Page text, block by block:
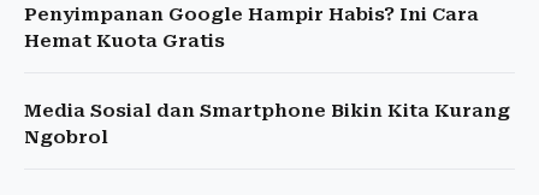
Penyimpanan Google Hampir Habis? Ini Cara
Hemat Kuota Gratis
Media Sosial dan Smartphone Bikin Kita Kurang
Ngobrol